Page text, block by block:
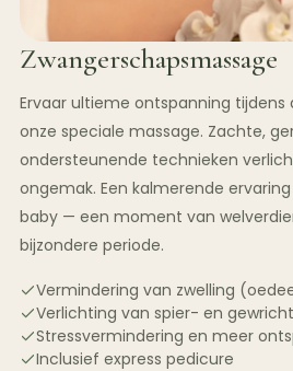
Zwangerschapsmassage
Ervaar ultieme ontspanning
onze speciale massage. Zachte,
ondersteunende technieken
ongemak. Een kalmerende
baby — een moment van
bijzondere periode.
Vermindering van zwelling
Verlichting van spier- en
Stressvermindering en meer
Inclusief express pedicure